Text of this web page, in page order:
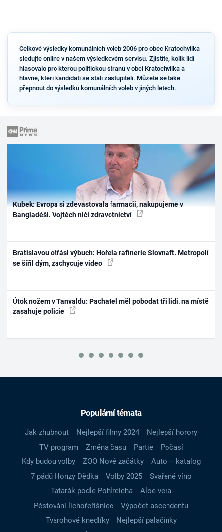
Celkové výsledky komunálních voleb 2006 pro obec Kratochvilka
sledujte online v našem výsledkovém servisu. Zjistíte, kolik lidí
hlasovalo pro kterou politickou stranu v obci Kratochvilka a
hlavně, kteří kandidáti se stali zastupiteli. Můžete se také
přepnout do výsledků komunálních voleb v jiných letech.
Kubek: Evropa si zdevastovala farmacii, nakupujeme v
Bangladéši. Vojtěch ničí zdravotnictví
Bratislavou otřásl výbuch: Hořela rafinerie Slovnaft. Metropolí
se šířil dým, zachycuje video
Útok nožem v Tanvaldu: Pachatel měl pobodat tři lidi, na místě
zasahuje policie
Populární témata
Jak zhubnout Nejlepší filmy 2024
Nejlepší horory
TV program
Změna času Partie
Počasí
Kdy budou volby
ZOO Nové začátky
Auto – katalog
7 pádů Honzy Dědka
Volby 2025
Svařené víno
Tatarák podle Pohlreicha
Aloe vera
Pěstování lichořeřišnice
Výpočet ascendentu
Tvarohové knedlíky
Nejlepší palačinky